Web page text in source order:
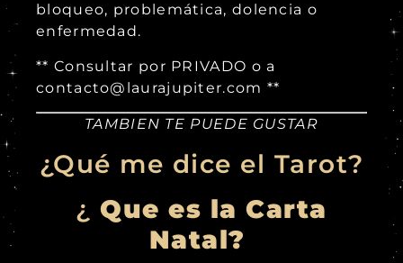
bloqueo, problemática, dolencia o
enfermedad.
** Consultar por PRIVADO o a
contacto@laurajupiter.com **
TAMBIEN TE PUEDE GUSTAR
¿Qué me dice el Tarot?
¿Que es la Carta
Natal?